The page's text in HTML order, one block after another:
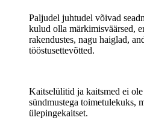
Paljudel juhtudel võivad
kulud olla märkimisväärsed,
rakendustes, nagu haiglad,
tööstusettevõtted.
Kaitselülitid ja kaitsmed ei
sündmustega toimetulekuks,
ülepingekaitset.